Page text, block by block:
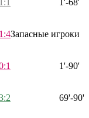
1:4Запасные игроки
1'-90'
69'-90'